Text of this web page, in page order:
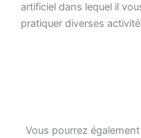
artificiel dans lequel il
pratiquer diverses
Vous pourrez